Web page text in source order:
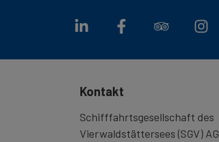
Kontakt
Schifffahrtsgesellschaft des
Vierwaldstättersees (SGV) AG